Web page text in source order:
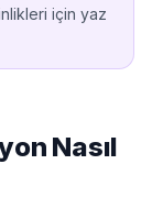
için yaz
Nasıl